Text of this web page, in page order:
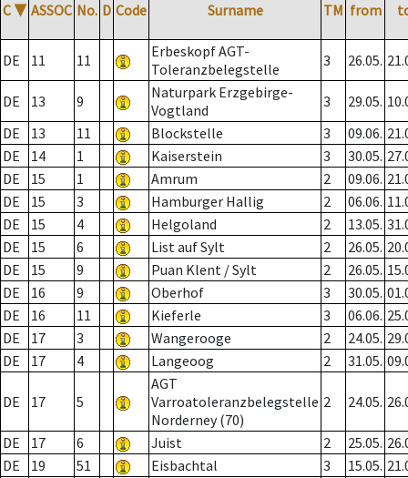
C ▼ ASSOC No. D Code Surname TM from
DE 11 11
Erbeskopf AGT-
Toleranzbelegstelle
3 26.05.
DE 13 9
Naturpark Erzgebirge-
Vogtland
3 29.05.
DE
13 11 Blockstelle 3 09.06.
DE
14 1 Kaiserstein 3 30.05.
DE
15 1 Amrum 2 09.06.
DE
15 3 Hamburger Hallig 2 06.06.
DE
15 4 Helgoland 2 13.05.
DE
15 6 List auf Sylt 2 26.05.
DE
15 9 Puan Klent / Sylt 2 26.05.
DE
16 9 Oberhof 3 30.05.
DE
16 11 Kieferle 3 06.06.
DE
17 3 Wangerooge 2 24.05.
DE
17 4 Langeoog 2 31.05.
DE 17 5
AGT
Varroatoleranzbelegstelle
Norderney (70)
2 24.05.
DE 17 6 Juist 2 25.05.
DE
19 51 Eisbachtal 3 15.05.